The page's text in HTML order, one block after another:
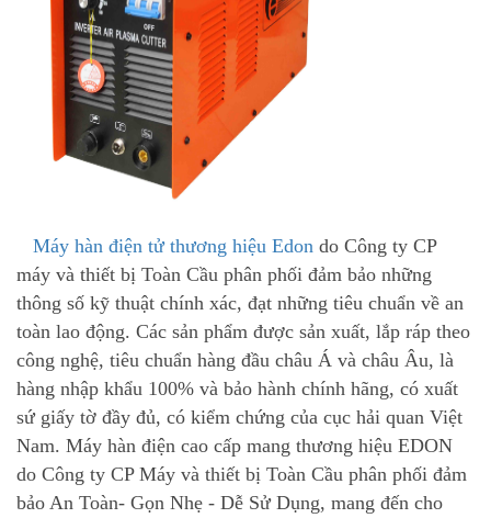
Máy hàn điện tử thương hiệu Edon do Công ty CP
máy và thiết bị Toàn Cầu phân phối đảm bảo những
thông số kỹ thuật chính xác, đạt những tiêu chuẩn về an
toàn lao động. Các sản phẩm được sản xuất, lắp ráp theo
công nghệ, tiêu chuẩn hàng đầu châu Á và châu Âu, là
hàng nhập khẩu 100% và bảo hành chính hãng, có xuất
sứ giấy tờ đầy đủ, có kiểm chứng của cục hải quan Việt
Nam. Máy hàn điện cao cấp mang thương hiệu EDON
do Công ty CP Máy và thiết bị Toàn Cầu phân phối đảm
bảo An Toàn- Gọn Nhẹ - Dễ Sử Dụng, mang đến cho